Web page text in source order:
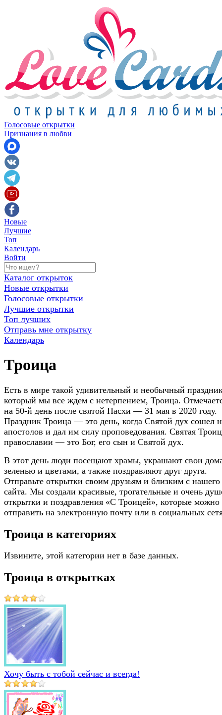
Голосовые открытки
Признания в любви
Новые
Лучшие
Топ
Календарь
Войти
Каталог открыток
Новые открытки
Голосовые открытки
Лучшие открытки
Топ лучших
Отправь мне открытку
Календарь
Троица
Есть в мире такой удивительный и необычный
который мы все ждем с нетерпением, Троица.
на 50-й день после святой Пасхи — 31 мая в 2020 году.
Праздник Троица — это день, когда Святой дух сошел
апостолов и дал им силу проповедования. Святая
православии — это Бог, его сын и Святой дух.
В этот день люди посещают храмы, украшают свои
зеленью и цветами, а также поздравляют друг друга.
Отправьте открытки своим друзьям и близким с нашего
сайта. Мы создали красивые, трогательные и очень
открытки и поздравления «С Троицей», которые можно
отправить на электронную почту или в социальных
Троица в категориях
Извините, этой категории нет в базе данных.
Троица в открытках
Хочу быть с тобой сейчас и всегда!